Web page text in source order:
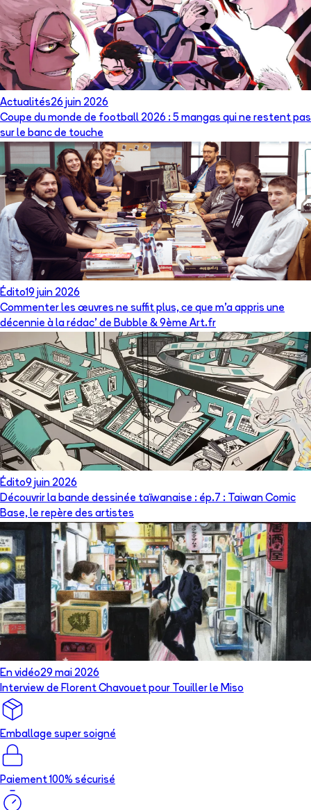
Actualités26 juin 2026
Coupe du monde de football 2026 : 5 mangas qui ne restent pas
sur le banc de touche
Édito19 juin 2026
Commenter les œuvres ne suffit plus, ce que m’a appris une
décennie à la rédac’ de Bubble & 9ème Art.fr
Édito9 juin 2026
Découvrir la bande dessinée taïwanaise : ép.7 : Taiwan Comic
Base, le repère des artistes
En vidéo29 mai 2026
Interview de Florent Chavouet pour Touiller le Miso
Emballage super soigné
Paiement 100% sécurisé